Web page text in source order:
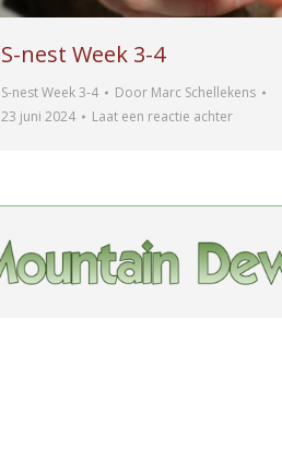
S-nest Week 3-4
S-nest Week 3-4 Door Marc Schellekens
23 juni 2024
Laat een reactie achter